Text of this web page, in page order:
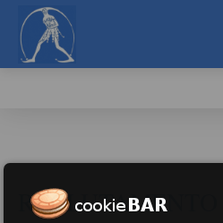
RECLUTAMENTO E